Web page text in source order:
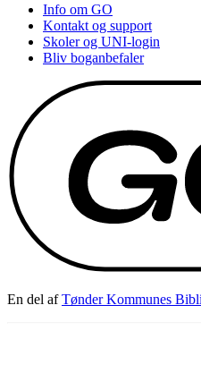
Info om GO
Kontakt og support
Skoler og UNI-login
Bliv boganbefaler
En del af Tønder Kommunes